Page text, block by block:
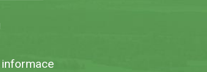
informace